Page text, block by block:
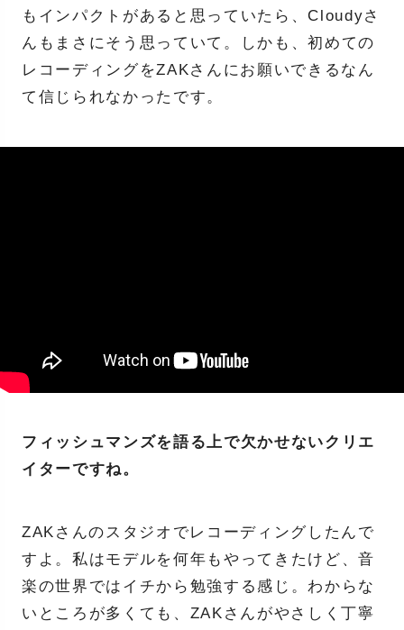
もインパクトがあると思っていたら、Cloudyさ
んもまさにそう思っていて。しかも、初めての
レコーディングをZAKさんにお願いできるなん
て信じられなかったです。
フィッシュマンズを語る上で欠かせないクリエ
イターですね。
ZAKさんのスタジオでレコーディングしたんで
すよ。私はモデルを何年もやってきたけど、音
楽の世界ではイチから勉強する感じ。わからな
いところが多くても、ZAKさんがやさしく丁寧